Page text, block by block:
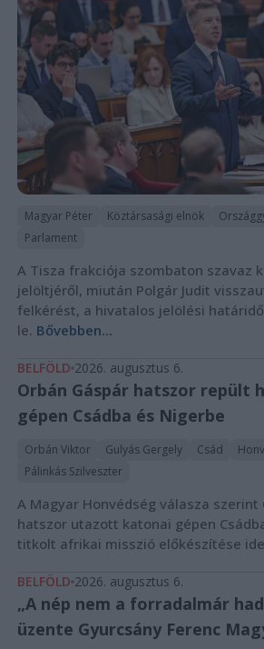
Magyar Péter Köztársasági elnök
Parlament
A Tisza frakciója szombaton szavaz
jelöltjéről, miután Polgár Judit
felkérést, a hivatalos jelölési
le. Bővebben...
BELFÖLD 2026. augusztus 6.
Orbán Gáspár hatszor repült
gépen Csádba és Nigerbe
Orbán Viktor Gulyás Gergely Csád
Pálinkás Szilveszter
A Magyar Honvédség válasza szerint
hatszor utazott katonai gépen
titkolt afrikai misszió előkészítése
BELFÖLD 2026. augusztus 6.
„A nép nem a forradalmár
üzente Gyurcsány Ferenc